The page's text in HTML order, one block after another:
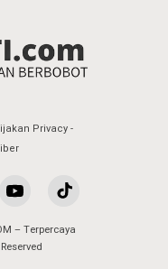
Privacy
– Terpercaya